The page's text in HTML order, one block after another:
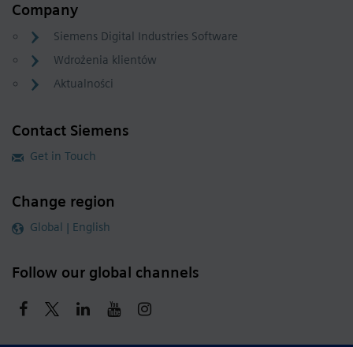
Company
Siemens Digital Industries Software
Wdrożenia klientów
Aktualności
Contact Siemens
Get in Touch
Change region
Global | English
Follow our global channels